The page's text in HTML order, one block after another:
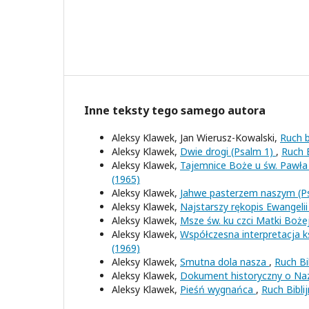
Inne teksty tego samego autora
Aleksy Klawek, Jan Wierusz-Kowalski, Ruch
Aleksy Klawek, Dwie drogi (Psalm 1) , Ruch
Aleksy Klawek, Tajemnice Boże u św.
(1965)
Aleksy Klawek, Jahwe pasterzem naszym
Aleksy Klawek, Najstarszy rękopis
Aleksy Klawek, Msze św. ku czci Matki
Aleksy Klawek, Współczesna interpretacja
(1969)
Aleksy Klawek, Smutna dola nasza , Ruch
Aleksy Klawek, Dokument historyczny o
Aleksy Klawek, Pieśń wygnańca , Ruch